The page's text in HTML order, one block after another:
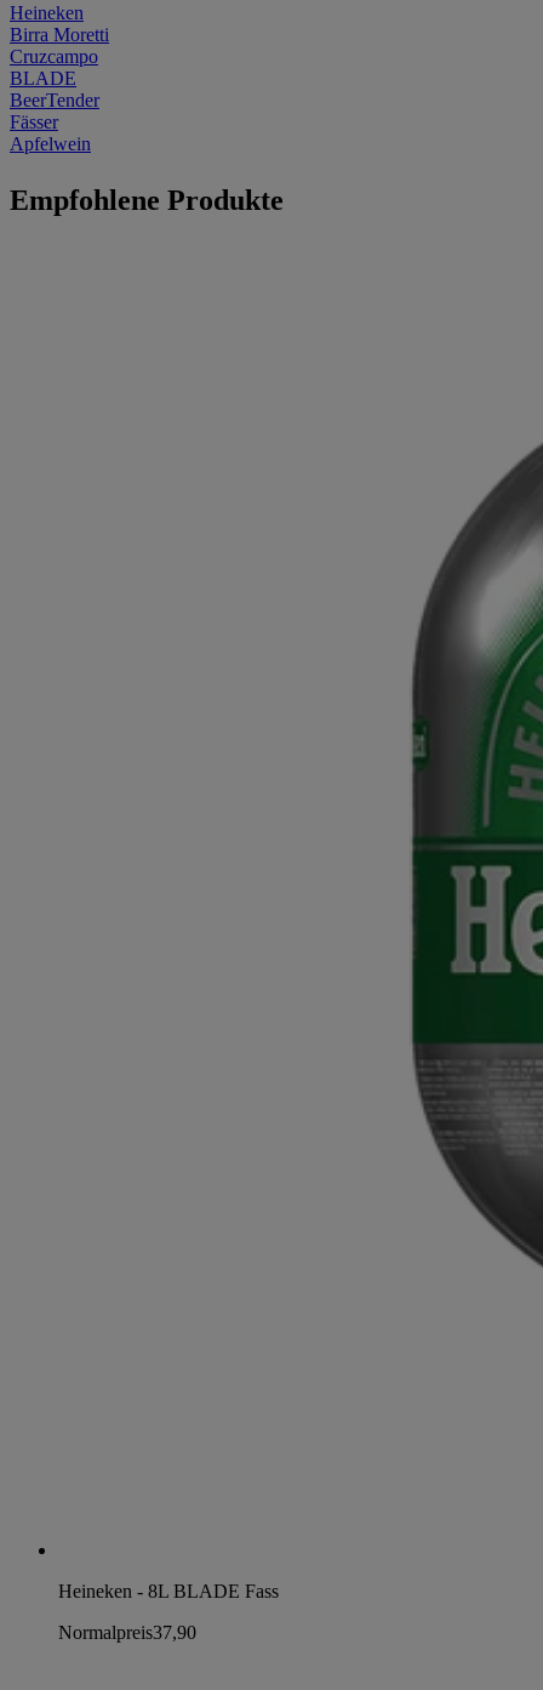
Heineken
Birra Moretti
Cruzcampo
BLADE
BeerTender
Fässer
Apfelwein
Empfohlene Produkte
Heineken - 8L BLADE Fass
Normalpreis37,90